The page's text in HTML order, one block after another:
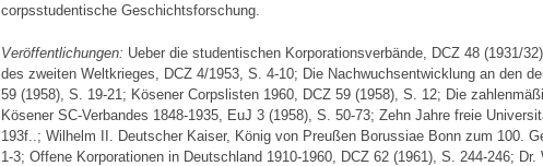
corpsstudentische Geschichtsforschung.
Veröffentlichungen: Ueber die studentischen Korporationsverbände, DCZ 48 (1931/
des zweiten Weltkrieges, DCZ 4/1953, S. 4-10; Die Nachwuchsentwicklung an den
59 (1958), S. 19-21; Kösener Corpslisten 1960, DCZ 59 (1958), S. 12; Die
Kösener SC-Verbandes 1848-1935, EuJ 3 (1958), S. 50-73; Zehn Jahre freie
193f..; Wilhelm II. Deutscher Kaiser, König von Preußen Borussiae Bonn zum 100.
1-3; Offene Korporationen in Deutschland 1910-1960, DCZ 62 (1961), S. 244-246;